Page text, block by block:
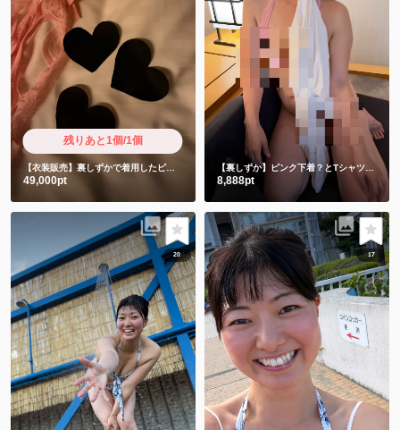
残りあと1個/1個
【衣装販売】裏しずかで着用したピンクと使用済み前貼り3枚 限定超ショート動画付き
49,000pt
【裏しずか】ピンク下着？とTシャツ編💗 ピ
8,888pt
20 17